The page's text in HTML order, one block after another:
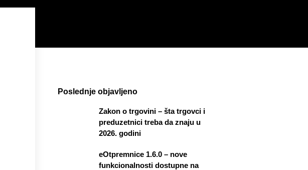
Poslednje objavljeno
Zakon o trgovini – šta trgovci i
preduzetnici treba da znaju u
2026. godini
eOtpremnice 1.6.0 – nove
funkcionalnosti dostupne na